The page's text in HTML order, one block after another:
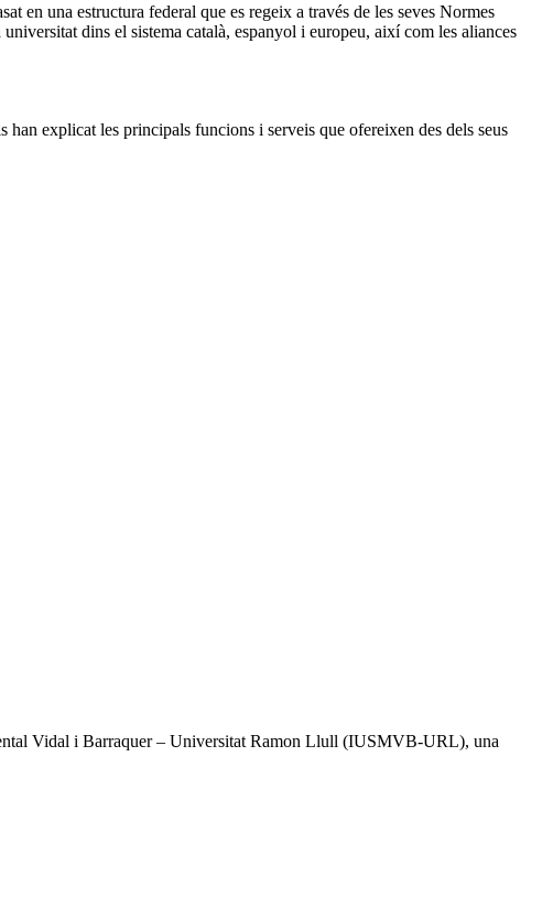
en una estructura federal que es regeix a través de les seves Normes
dins el sistema català, espanyol i europeu, així com les aliances
han explicat les principals funcions i serveis que ofereixen des dels seus
Vidal i Barraquer – Universitat Ramon Llull (IUSMVB-URL), una